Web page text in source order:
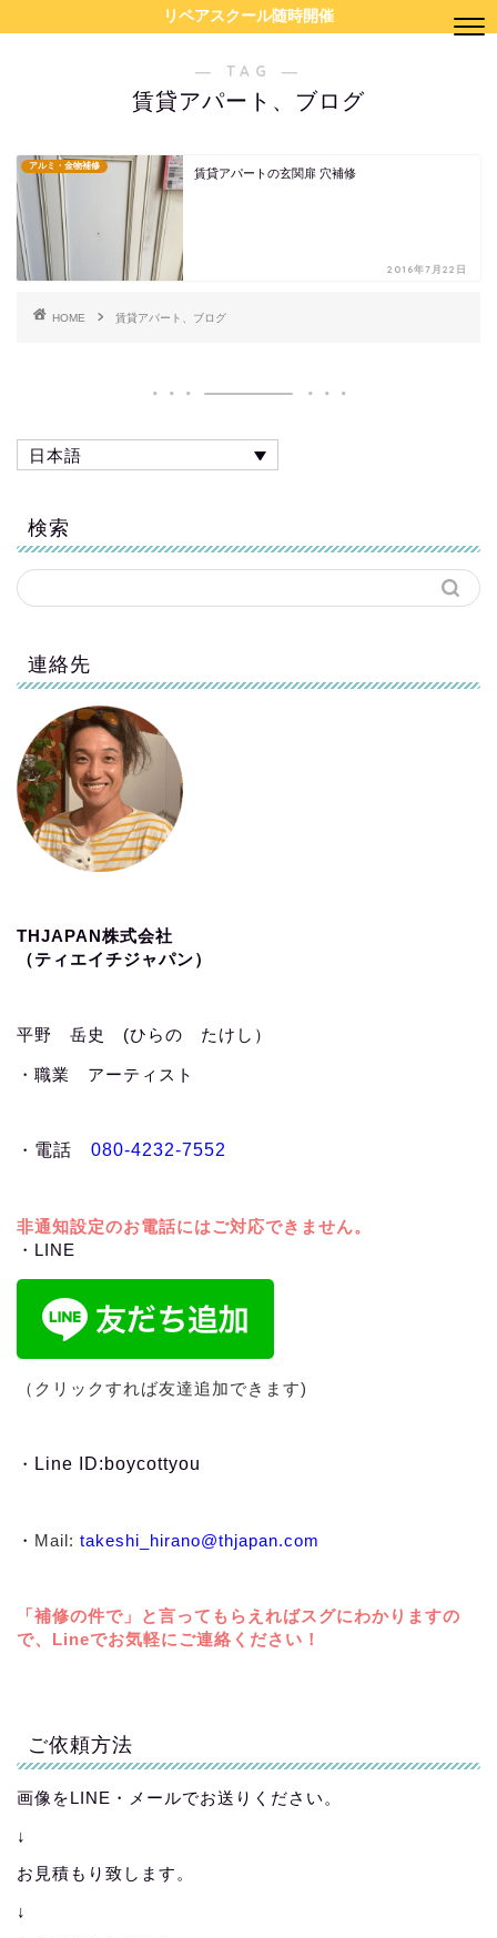
リペアスクール随時開催
― TAG ―
賃貸アパート、ブログ
アルミ・金物補修
賃貸アパートの玄関扉 穴補修
2016年7月22日
HOME 賃貸アパート、ブログ
日本語
検索
連絡先
THJAPAN株式会社
（ティエイチジャパン）
平野 岳史 (ひらの たけし）
・職業 アーティスト
・ 電話 080-4232-7552
非通知設定のお電話にはご対応できません。
・LINE
（クリックすれば友達追加できます)
・ Line ID:boycottyou
・ Mail: takeshi_hirano@thjapan.com
「補修の件で」と言ってもらえればスグにわかりますの
で、Lineでお気軽にご連絡ください！
ご依頼方法
画像をLINE・メールでお送りください。
↓
お見積もり致します。
↓